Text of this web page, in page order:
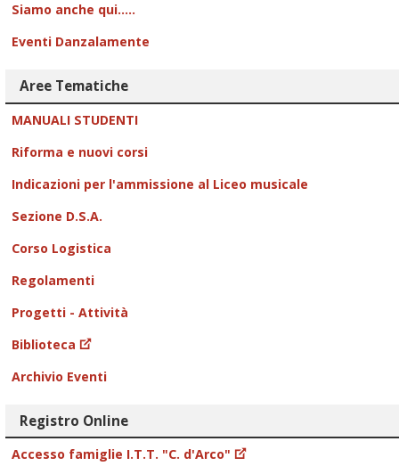
Siamo anche qui.....
Eventi Danzalamente
Aree Tematiche
MANUALI STUDENTI
Riforma e nuovi corsi
Indicazioni per l'ammissione al Liceo musicale
Sezione D.S.A.
Corso Logistica
Regolamenti
Progetti - Attività
Biblioteca
Archivio Eventi
Registro Online
Accesso famiglie I.T.T. "C. d'Arco"